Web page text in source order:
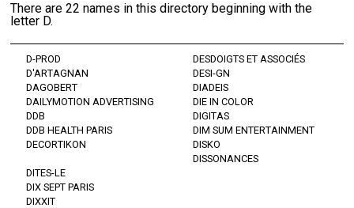
There are 22 names in this directory beginning with the
letter D.
D-PROD
D'ARTAGNAN
DAGOBERT
DAILYMOTION ADVERTISING
DDB
DDB HEALTH PARIS
DECORTIKON
DESDOIGTS ET ASSOCIÉS
DESI-GN
DIADEIS
DIE IN COLOR
DIGITAS
DIM SUM ENTERTAINMENT
DISKO
DISSONANCES
DITES-LE
DIX SEPT PARIS
DIXXIT